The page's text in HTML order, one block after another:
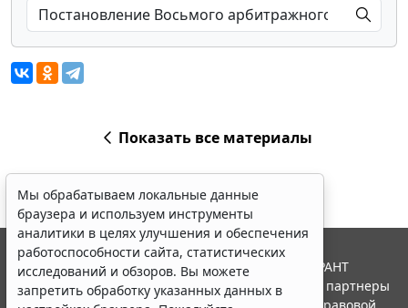
Показать все материалы
Мы обрабатываем локальные данные
браузера и используем инструменты
аналитики в целях улучшения и обеспечения
работоспособности сайта, статистических
исследований и обзоров. Вы можете
запретить обработку указанных данных в
© ООО "НПП "ГАРАНТ-СЕРВИС", 2026. Система ГАРАНТ
выпускается с 1990 года. Компания "Гарант" и ее партнеры